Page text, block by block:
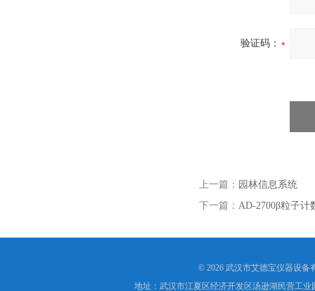
验证码：
上一篇： 园林信息系统
下一篇： AD-2700β粒子计
© 2026 武汉市艾德宝仪器设备
地址：武汉市江夏区经济开发区汤逊湖民营工业